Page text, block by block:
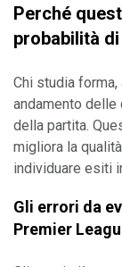
Perché
probabilità
Chi studia
andamento
della partita.
migliora la
individuare esiti
Gli errori da
Premier